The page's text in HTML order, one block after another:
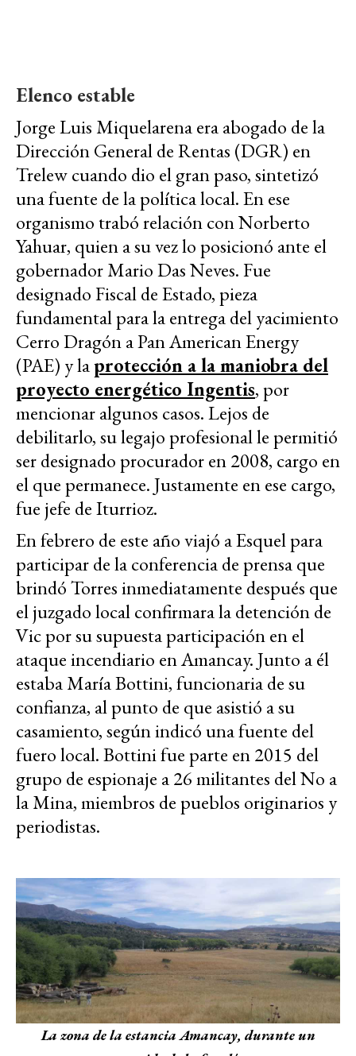
Elenco estable
Jorge Luis Miquelarena era abogado de la
Dirección General de Rentas (DGR) en
Trelew cuando dio el gran paso, sintetizó
una fuente de la política local. En ese
organismo trabó relación con Norberto
Yahuar, quien a su vez lo posicionó ante el
gobernador Mario Das Neves. Fue
designado Fiscal de Estado, pieza
fundamental para la entrega del yacimiento
Cerro Dragón a Pan American Energy
(PAE) y laprotección a la maniobra del
proyecto energético Ingentis, por
mencionar algunos casos. Lejos de
debilitarlo, su legajo profesional le permitió
ser designado procurador en 2008, cargo en
el que permanece. Justamente en ese cargo,
fue jefe de Iturrioz.
En febrero de este año viajó a Esquel para
participar de la conferencia de prensa que
brindó Torres inmediatamente después que
el juzgado local confirmara la detención de
Vic por su supuesta participación en el
ataque incendiario en Amancay. Junto a él
estaba María Bottini, funcionaria de su
confianza, al punto de que asistió a su
casamiento, según indicó una fuente del
fuero local. Bottini fue parte en 2015 del
grupo de espionaje a 26 militantes del No a
la Mina, miembros de pueblos originarios y
periodistas.
La zona de la estancia Amancay, durante un